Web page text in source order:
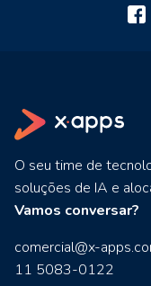
O seu time de
soluções de IA e
Vamos conversar?
comercial@x-
11 5083-0122